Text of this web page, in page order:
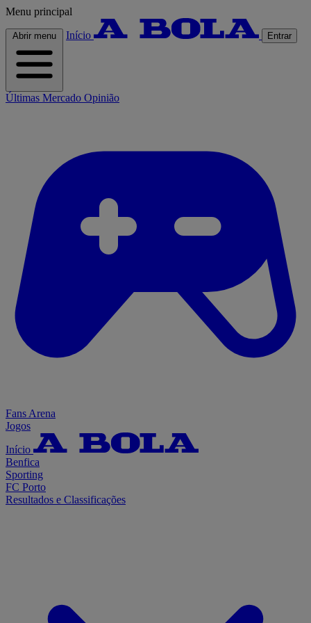
Menu principal
Abrir menu Início Entrar
Últimas Mercado Opinião
Fans Arena
Jogos
Início
Benfica
Sporting
FC Porto
Resultados e Classificações